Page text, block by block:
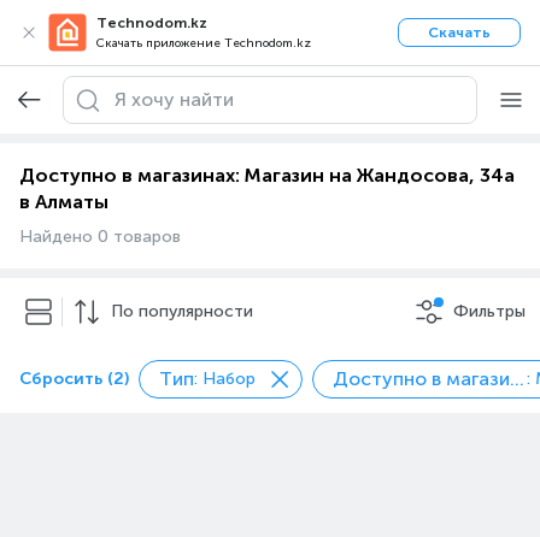
Technodom.kz
Скачать приложение Technodom.kz
Скачать
Доступно в магазинах: Магазин на Жандосова, 34а
в Алматы
Найдено 0 товаров
По популярности Фильтры
Сбросить (2) Тип: Набор Доступно в магазинах: